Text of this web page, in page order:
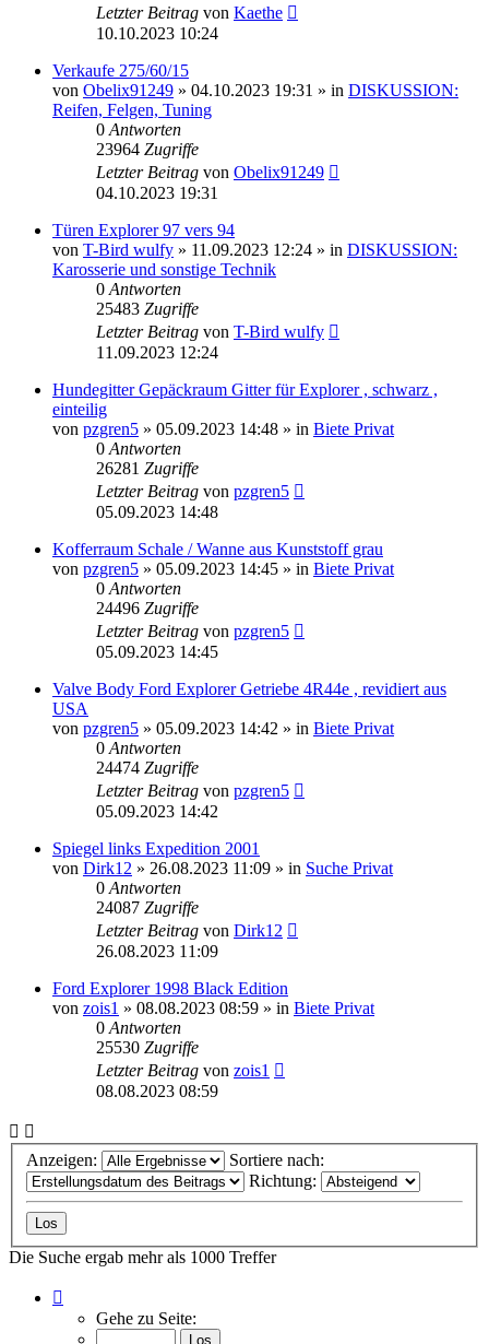
Letzter Beitrag von Kaethe
10.10.2023 10:24
Verkaufe 275/60/15
von Obelix91249 » 04.10.2023 19:31 » in DISKUSSION:
Reifen, Felgen, Tuning
0 Antworten
23964 Zugriffe
Letzter Beitrag von Obelix91249
04.10.2023 19:31
Türen Explorer 97 vers 94
von T-Bird wulfy » 11.09.2023 12:24 » in DISKUSSION:
Karosserie und sonstige Technik
0 Antworten
25483 Zugriffe
Letzter Beitrag von T-Bird wulfy
11.09.2023 12:24
Hundegitter Gepäckraum Gitter für Explorer , schwarz ,
einteilig
von pzgren5 » 05.09.2023 14:48 » in Biete Privat
0 Antworten
26281 Zugriffe
Letzter Beitrag von pzgren5
05.09.2023 14:48
Kofferraum Schale / Wanne aus Kunststoff grau
von pzgren5 » 05.09.2023 14:45 » in Biete Privat
0 Antworten
24496 Zugriffe
Letzter Beitrag von pzgren5
05.09.2023 14:45
Valve Body Ford Explorer Getriebe 4R44e , revidiert aus
USA
von pzgren5 » 05.09.2023 14:42 » in Biete Privat
0 Antworten
24474 Zugriffe
Letzter Beitrag von pzgren5
05.09.2023 14:42
Spiegel links Expedition 2001
von Dirk12 » 26.08.2023 11:09 » in Suche Privat
0 Antworten
24087 Zugriffe
Letzter Beitrag von Dirk12
26.08.2023 11:09
Ford Explorer 1998 Black Edition
von zois1 » 08.08.2023 08:59 » in Biete Privat
0 Antworten
25530 Zugriffe
Letzter Beitrag von zois1
08.08.2023 08:59
Anzeigen:
Sortiere nach:
Richtung:
Die Suche ergab mehr als 1000 Treffer
von
Gehe zu Seite: